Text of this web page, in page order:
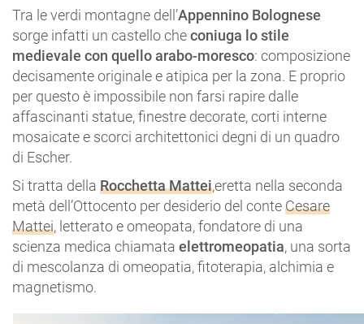
Tra le verdi montagne dell’Appennino Bolognese
sorge infatti un castello checoniuga lo stile
medievale con quello arabo-moresco: composizione
decisamente originale e atipica per la zona. E proprio
per questo è impossibile non farsi rapire dalle
affascinanti statue, finestre decorate, corti interne
mosaicate e scorci architettonici degni di un quadro
di Escher.
Si tratta della Rocchetta Mattei,eretta nella seconda
metà dell’Ottocento per desiderio del conteCesare
Mattei, letterato e omeopata, fondatore di una
scienza medica chiamata elettromeopatia, una sorta
di mescolanza di omeopatia, fitoterapia, alchimia e
magnetismo.